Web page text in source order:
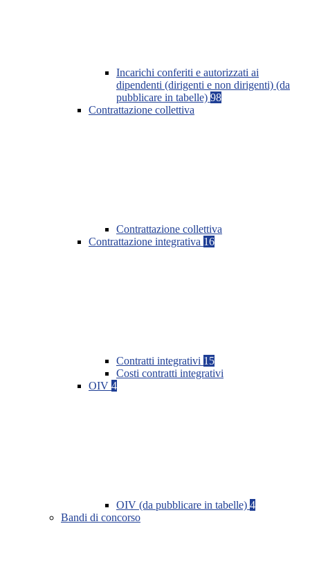
Incarichi conferiti e autorizzati ai
dipendenti (dirigenti e non dirigenti) (da
pubblicare in tabelle) 98
Contrattazione collettiva
Contrattazione collettiva
Contrattazione integrativa 16
Contratti integrativi 15
Costi contratti integrativi
OIV 4
OIV (da pubblicare in tabelle) 4
Bandi di concorso